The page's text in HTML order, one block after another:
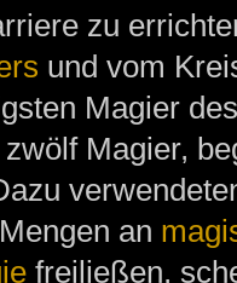
zu
und vom
Magier
Magier,
an
freiließen,